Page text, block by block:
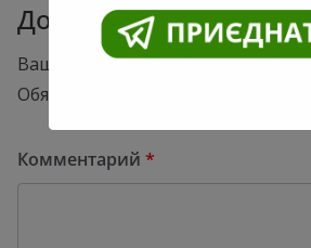
Добавить
Ваш адрес email не будет
Обязательные поля помечены
Комментарий *